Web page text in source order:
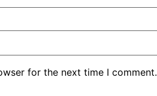
for the next time I comment.